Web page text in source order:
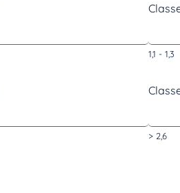
1,1 - 1,3
> 2,6